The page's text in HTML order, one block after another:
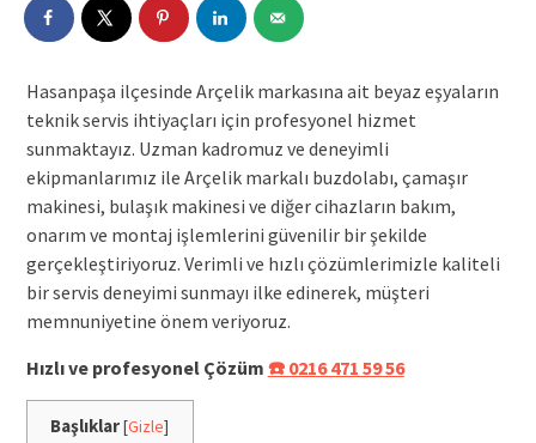
Hasanpaşa ilçesinde Arçelik markasına ait beyaz eşyaların
teknik servis ihtiyaçları için profesyonel hizmet
sunmaktayız. Uzman kadromuz ve deneyimli
ekipmanlarımız ile Arçelik markalı buzdolabı, çamaşır
makinesi, bulaşık makinesi ve diğer cihazların bakım,
onarım ve montaj işlemlerini güvenilir bir şekilde
gerçekleştiriyoruz. Verimli ve hızlı çözümlerimizle kaliteli
bir servis deneyimi sunmayı ilke edinerek, müşteri
memnuniyetine önem veriyoruz.
Hızlı ve profesyonel Çözüm ☎️ 0216 471 59 56
Başlıklar[Gizle]